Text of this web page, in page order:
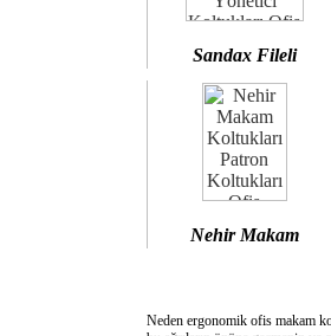
Sandax Fileli
Nehir Makam
Neden ergonomik ofis makam